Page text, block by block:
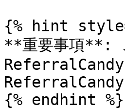
{% hint
**重要事項**:
ReferralCandy
{% endhint %}